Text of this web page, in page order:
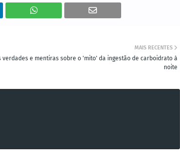
MAIS RECENTES
verdades e mentiras sobre o 'mito' da ingestão de carboidrato à
noite